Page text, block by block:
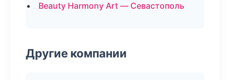
Beauty Harmony Art — Севастополь
Другие компании